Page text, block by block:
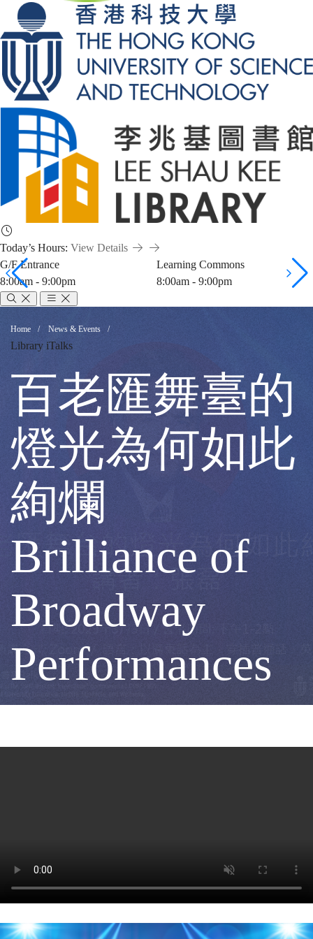
Today’s Hours: View Details
G/F Entrance
8:00am - 9:00pm
Learning Commons
8:00am - 9:00pm
百
老
匯
舞
臺
的
燈
光
為
如
此
Breadcrumb
Home News & Events
Library iTalks
百老匯舞臺的
燈光為何如此
絢爛
Brilliance of
Broadway
Performances